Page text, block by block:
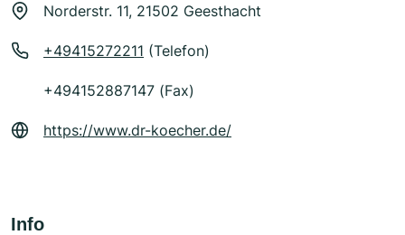
Norderstr. 11, 21502 Geesthacht
+49415272211 (Telefon)
+494152887147 (Fax)
https://www.dr-koecher.de/
Info